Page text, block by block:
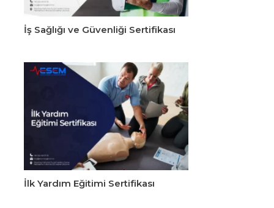
İş Sağlığı ve Güvenliği Sertifikası
İlk Yardım Eğitimi Sertifikası